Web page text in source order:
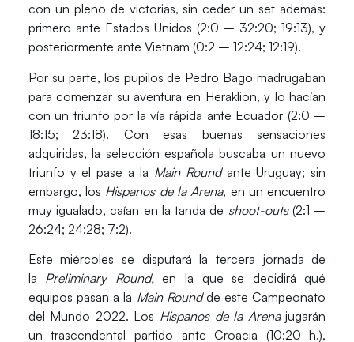
con un pleno de victorias, sin ceder un set además:
primero ante Estados Unidos (2:0 – 32:20; 19:13), y
posteriormente ante Vietnam (0:2 – 12:24; 12:19).
Por su parte, los pupilos de Pedro Bago madrugaban
para comenzar su aventura en Heraklion, y lo hacían
con un triunfo por la vía rápida ante Ecuador (2:0 –
18:15; 23:18). Con esas buenas sensaciones
adquiridas, la selección española buscaba un nuevo
triunfo y el pase a la Main RoundanteUruguay; sin
embargo, los Hispanos de la Arena, en un encuentro
muy igualado, caían en la tanda de shoot-outs (2:1 –
26:24; 24:28; 7:2).
Este miércoles se disputará la tercera jornada de
la Preliminary Round,en la que se decidirá qué
equipos pasan a la Main Roundde este Campeonato
del Mundo 2022. Los Hispanos de la Arenajugarán
un trascendental partido anteCroacia (10:20 h.),